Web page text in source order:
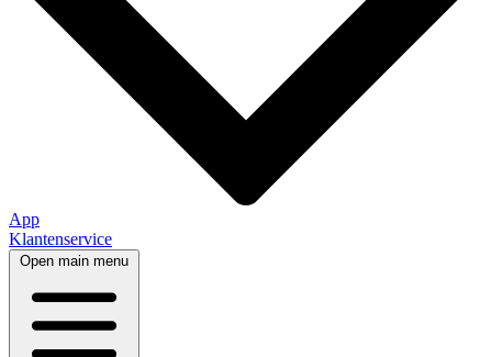
App
Klantenservice
Open main menu